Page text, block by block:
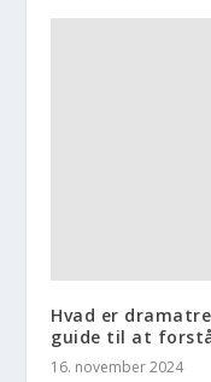
Hvad er
guide til at
16. november 2024